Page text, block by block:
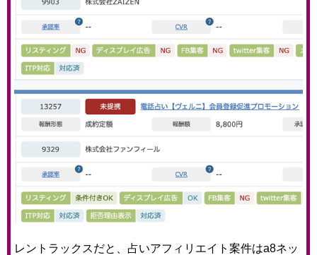
レントラックスだと、占いアフィリエイト案件はa8ネッ